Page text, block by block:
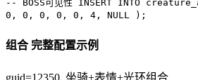
-- BOSS可见性 INSERT INTO
0 , 0 , 0 , 0 , 0 , 4 , NULL );
组合 完整配置示例
guid=12350, 坐骑+表情+光环组合